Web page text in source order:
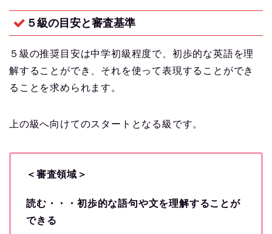
５級の目安と審査基準
５級の推奨目安は中学初級程度で、初歩的な英語を理
解することができ、それを使って表現することができ
ることを求められます。
上の級へ向けてのスタートとなる級です。
＜審査領域＞
読む・・・初歩的な語句や文を理解することが
できる